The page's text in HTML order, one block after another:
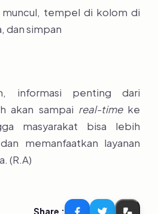
muncul, tempel di kolom di
dan simpan
informasi penting dari
akan sampai real-timeke
masyarakat bisa lebih
memanfaatkan layanan
(R.A)
Share :